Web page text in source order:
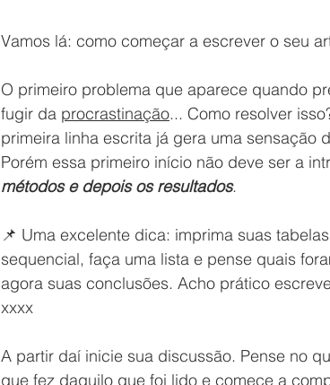
Vamos lá: como começar a escrever o seu
O primeiro problema que aparece quando
fugir da procrastinação... Como resolver
primeira linha escrita já gera uma sensação
Porém essa primeiro início não deve ser a
métodos e depois os resultados.
📌 Uma excelente dica: imprima suas
sequencial, faça uma lista e pense quais
agora suas conclusões. Acho prático
xxxx
A partir daí inicie sua discussão. Pense no
que fez daquilo que foi lido e começe a